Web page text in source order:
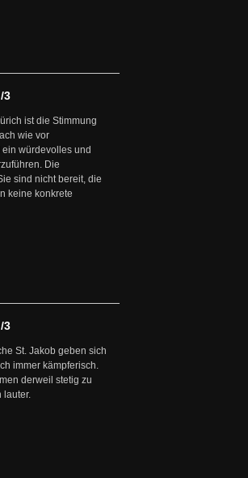
3
ist die Stimmung
wie vor
würdevolles und
Die
sind nicht bereit, die
keine konkrete
3
St. Jakob geben sich
immer kämpferisch.
derweil stetig zu
lauter.